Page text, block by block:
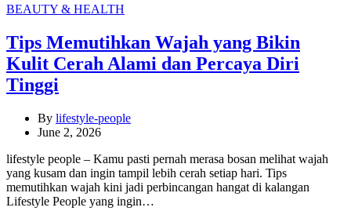
Categories
BEAUTY & HEALTH
Tips Memutihkan Wajah yang Bikin
Kulit Cerah Alami dan Percaya Diri
Tinggi
By lifestyle-people
June 2, 2026
lifestyle people – Kamu pasti pernah merasa bosan melihat wajah
yang kusam dan ingin tampil lebih cerah setiap hari. Tips
memutihkan wajah kini jadi perbincangan hangat di kalangan
Lifestyle People yang ingin…